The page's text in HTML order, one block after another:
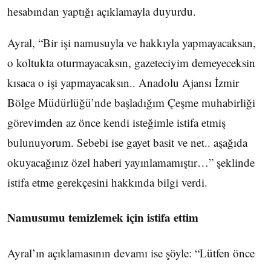
hesabından yaptığı açıklamayla duyurdu.
Ayral, “Bir işi namusuyla ve hakkıyla yapmayacaksan,
o koltukta oturmayacaksın, gazeteciyim demeyeceksin
kısaca o işi yapmayacaksın.. Anadolu Ajansı İzmir
Bölge Müdürlüğü’nde başladığım Çeşme muhabirliği
görevimden az önce kendi isteğimle istifa etmiş
bulunuyorum. Sebebi ise gayet basit ve net.. aşağıda
okuyacağınız özel haberi yayınlamamıştır…” şeklinde
istifa etme gerekçesini hakkında bilgi verdi.
Namusumu temizlemek için istifa ettim
Ayral’ın açıklamasının devamı ise şöyle: “Lütfen önce